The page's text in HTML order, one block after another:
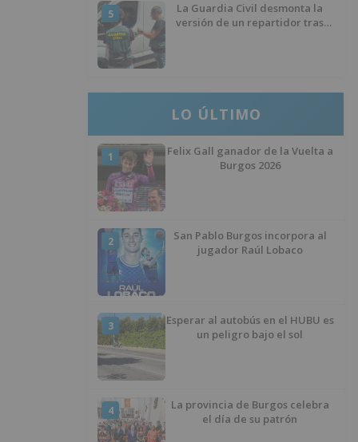
5
La Guardia Civil desmonta la
versión de un repartidor tras
LO ÚLTIMO
1
Felix Gall ganador de la Vuelta a
Burgos 2026
2
San Pablo Burgos incorpora al
jugador Raúl Lobaco
3
Esperar al autobús en el HUBU es
un peligro bajo el sol
4
La provincia de Burgos celebra
el día de su patrón